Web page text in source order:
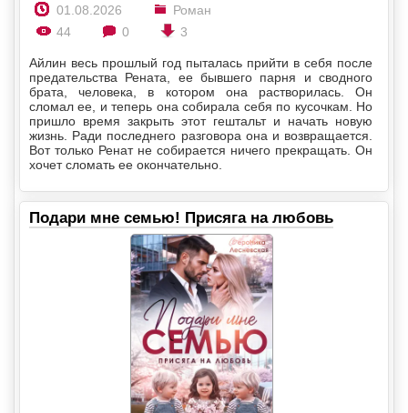
01.08.2026
Роман
44
0 3
Айлин весь прошлый год пыталась прийти в себя после
предательства Рената, ее бывшего парня и сводного
брата, человека, в котором она растворилась. Он
сломал ее, и теперь она собирала себя по кусочкам. Но
пришло время закрыть этот гештальт и начать новую
жизнь. Ради последнего разговора она и возвращается.
Вот только Ренат не собирается ничего прекращать. Он
хочет сломать ее окончательно.
Подари мне семью! Присяга на любовь